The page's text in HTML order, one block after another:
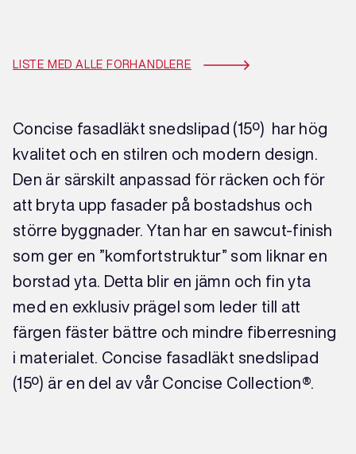
Concise fasadläkt snedslipad (15º) har hög
kvalitet och en stilren och modern design.
Den är särskilt anpassad för räcken och för
att bryta upp fasader på bostadshus och
större byggnader. Ytan har en sawcut-finish
som ger en ”komfortstruktur” som liknar en
borstad yta. Detta blir en jämn och fin yta
med en exklusiv prägel som leder till att
färgen fäster bättre och mindre fiberresning
i materialet. Concise fasadläkt snedslipad
(15º) är en del av vår Concise Collection®.
LISTE MED ALLE FORHANDLERE